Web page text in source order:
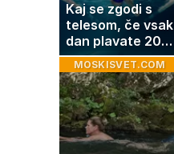
Kaj se zgodi s
telesom, če vsak
dan plavate 20
minut? Učinki, ki
jih morda ne
pričakujete
MOSKISVET.COM